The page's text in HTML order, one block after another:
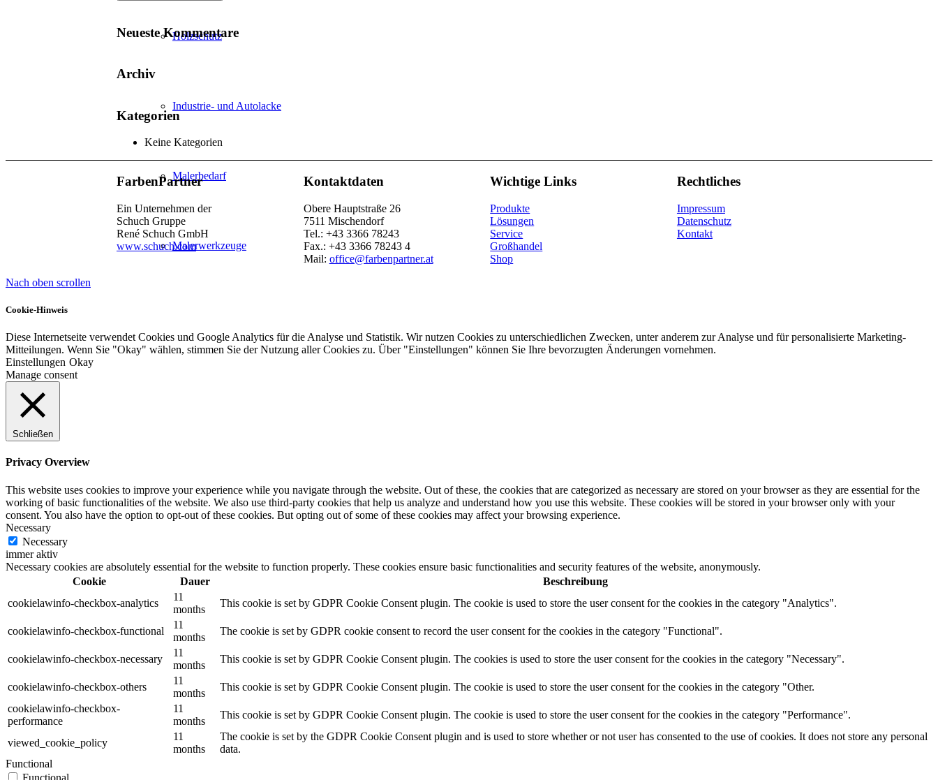
Holzschutz
Industrie- und Autolacke
Malerbedarf
Malerwerkzeuge
Digitale Fassadengestaltung
Trendfarben
Kinderzimmerfarben
Naturrein
Neueste Kommentare
Archiv
Kategorien
Keine Kategorien
FarbenPartner
Ein Unternehmen der
Schuch Gruppe
René Schuch GmbH
www.schuch.com
Kontaktdaten
Obere Hauptstraße 26
7511 Mischendorf
Tel.: +43 3366 78243
Fax.: +43 3366 78243 4
Mail: office@farbenpartner.at
Wichtige Links
Produkte
Lösungen
Service
Großhandel
Shop
Rechtliches
Impressum
Datenschutz
Kontakt
Nach oben scrollen
Cookie-Hinweis
Diese Internetseite verwendet Cookies und Google Analytics für die Analyse und Statistik. Wir nutzen Cookies zu unterschiedlichen Zwecken, unter anderem zur Analyse und für personalisierte Marketing-
Mitteilungen. Wenn Sie "Okay" wählen, stimmen Sie der Nutzung aller Cookies zu. Über "Einstellungen" können Sie Ihre bevorzugten Änderungen vornehmen.
Einstellungen Okay
Manage consent
Schließen
Privacy Overview
This website uses cookies to improve your experience while you navigate through the website. Out of these, the cookies that are categorized as necessary are stored on your browser as they are essential for the
working of basic functionalities of the website. We also use third-party cookies that help us analyze and understand how you use this website. These cookies will be stored in your browser only with your
consent. You also have the option to opt-out of these cookies. But opting out of some of these cookies may affect your browsing experience.
Necessary
Necessary
immer aktiv
Necessary cookies are absolutely essential for the website to function properly. These cookies ensure basic functionalities and security features of the website, anonymously.
Cookie
Dauer
Beschreibung
cookielawinfo-checkbox-analytics
11
months
This cookie is set by GDPR Cookie Consent plugin. The cookie is used to store the user consent for the cookies in the category "Analytics".
cookielawinfo-checkbox-functional
11
months
The cookie is set by GDPR cookie consent to record the user consent for the cookies in the category "Functional".
cookielawinfo-checkbox-necessary
11
months
This cookie is set by GDPR Cookie Consent plugin. The cookies is used to store the user consent for the cookies in the category "Necessary".
cookielawinfo-checkbox-others
11
months
This cookie is set by GDPR Cookie Consent plugin. The cookie is used to store the user consent for the cookies in the category "Other.
cookielawinfo-checkbox-
performance
11
months
This cookie is set by GDPR Cookie Consent plugin. The cookie is used to store the user consent for the cookies in the category "Performance".
viewed_cookie_policy
11
months
The cookie is set by the GDPR Cookie Consent plugin and is used to store whether or not user has consented to the use of cookies. It does not store any personal
data.
Functional
Functional